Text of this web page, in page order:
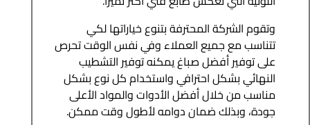
وتقوم الشركة المحترفة بتنوع خياراتها لكي
تتناسب مع جميع العملاء وفي نفس الوقت تحرص
على توفير أفضل صباغ يمكنه توفير التشطيب
النهائي بشكل احترافي واستخدام كل نوع بشكل
مناسب من خلال أفضل الأدوات والمواد الأعلى
جودة، وبذلك ضمان دوامه لأطول وقت ممكن.